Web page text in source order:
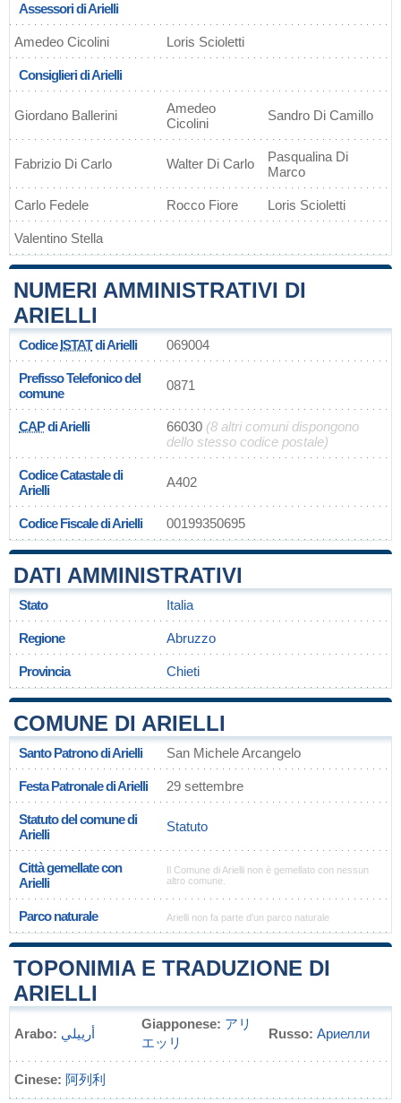
Assessori di Arielli
Amedeo Cicolini Loris Scioletti
Consiglieri di Arielli
Giordano Ballerini
Amedeo
Cicolini
Sandro Di Camillo
Fabrizio Di Carlo Walter Di Carlo
Pasqualina Di
Marco
Carlo Fedele Rocco Fiore Loris Scioletti
Valentino Stella
NUMERI AMMINISTRATIVI DI
ARIELLI
CodiceISTATdi Arielli 069004
Prefisso Telefonico del
comune
0871
CAPdi Arielli 66030 (8 altri comuni dispongono
dello stesso codice postale)
Codice Catastale di
Arielli
A402
Codice Fiscale di Arielli 00199350695
DATI AMMINISTRATIVI
Stato Italia
Regione Abruzzo
Provincia Chieti
COMUNE DI ARIELLI
Santo Patrono di Arielli San Michele Arcangelo
Festa Patronale di Arielli 29 settembre
Statuto del comune di
Arielli
Statuto
Città gemellate con
Arielli
Il Comune di Arielli non è gemellato con nessun
altro comune.
Parco naturale Arielli non fa parte d'un parco naturale
TOPONIMIA E TRADUZIONE DI
ARIELLI
Arabo: أرييلي
Giapponese: アリ
エッリ
Russo: Ариелли
Cinese: 阿列利